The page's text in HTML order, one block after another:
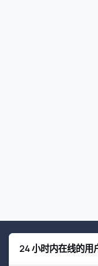
24 小时内在线的用